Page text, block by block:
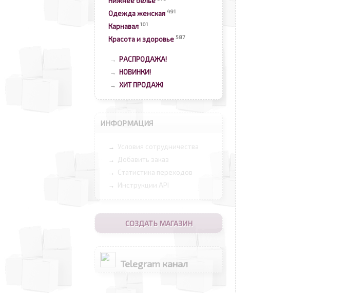
Одежда женская 491
Карнавал 101
Красота и здоровье 587
→ РАСПРОДАЖА!
→ НОВИНКИ!
→ ХИТ ПРОДАЖ!
ИНФОРМАЦИЯ
→ Условия сотрудничества
→ Добавить заказ
→ Статистика переходов
→ Инструкции API
СОЗДАТЬ МАГАЗИН
Telegram канал